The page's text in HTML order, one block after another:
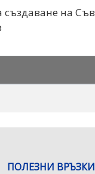
на
ПОЛЕЗНИ ВРЪЗКИ